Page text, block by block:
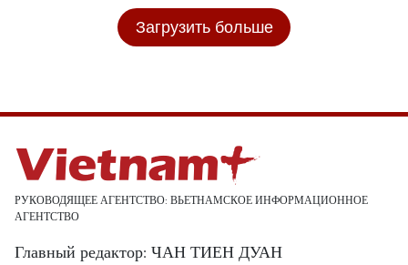
Загрузить больше
РУКОВОДЯЩЕЕ АГЕНТСТВО: ВЬЕТНАМСКОЕ ИНФОРМАЦИОННОЕ
АГЕНТСТВО
Главный редактор: ЧАН ТИЕН ДУАН